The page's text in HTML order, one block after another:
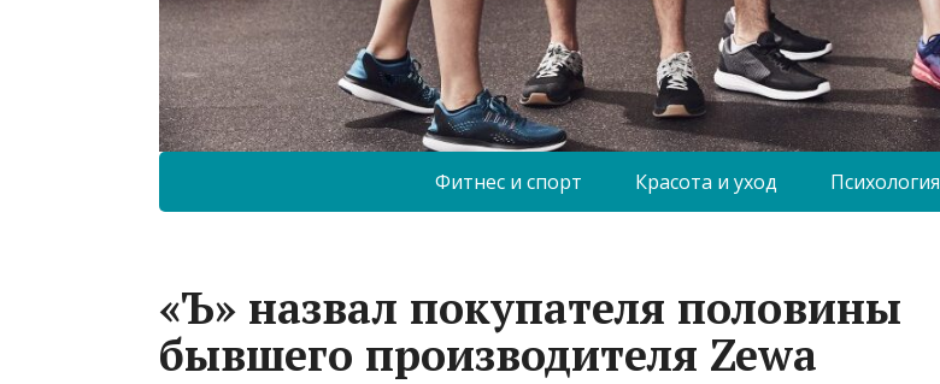
Фитнес и спорт Красота и уход Психология
«Ъ» назвал покупателя половины
бывшего производителя Zewa